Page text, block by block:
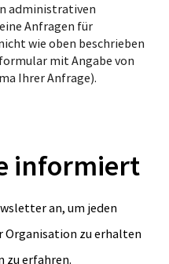
administrativen
Anfragen für
wie oben beschrieben
mit Angabe von
Ihrer Anfrage).
informiert
an, um jeden
Organisation zu erhalten
zu erfahren.